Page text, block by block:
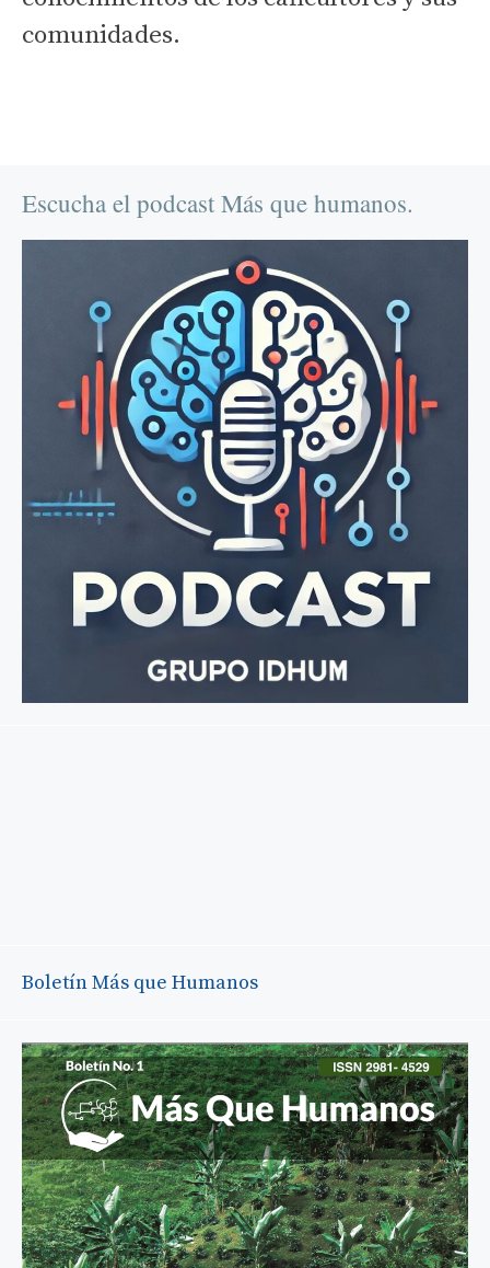
comunidades.
Escucha el podcast Más que humanos.
Boletín Más que Humanos